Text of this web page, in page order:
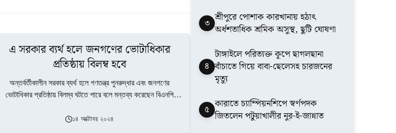
এ সরকার ব্যর্থ হলে জনগণের ভোটাধিকার
প্রতিষ্ঠায় বিলম্ব হবে
অন্তর্বর্তীকালীন সরকার ব্যর্থ হলে গণতন্ত্র পুনরুদ্ধার এবং জনগণের
ভোটাধিকার প্রতিষ্ঠায় বিলম্ব ঘটতে পারে বলে মন্তব্য করেছেন বিএনপি
১৪ অক্টোবর ২০২৪
৩ শ্রীপুরে পোশাক কারখানায় হঠাৎ
অর্ধশতাধিক শ্রমিক অসুস্থ, ছুটি ঘোষণা
৪
টাঙ্গাইলে পরিত্যক্ত কূপে ছাগলছানা
বাঁচাতে গিয়ে বাবা-ছেলেসহ চারজনের
মৃত্যু
৫ কারাতে চ্যাম্পিয়নশিপে স্বর্ণপদক
জিতলেন পটুয়াখালীর নুর-ই-জান্নাত